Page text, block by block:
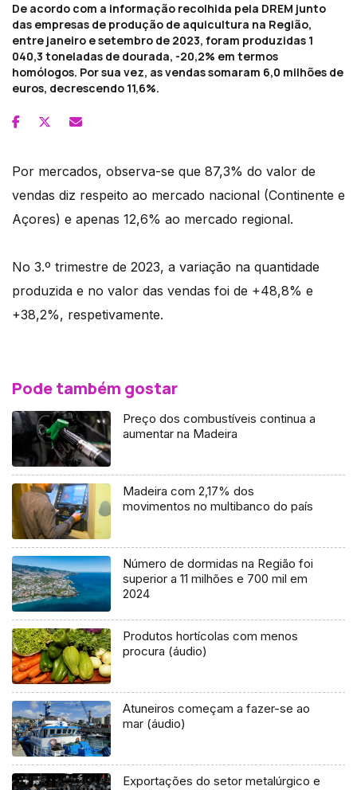
De acordo com a informação recolhida pela DREM junto
das empresas de produção de aquicultura na Região,
entre janeiro e setembro de 2023, foram produzidas 1
040,3 toneladas de dourada, -20,2% em termos
homólogos. Por sua vez, as vendas somaram 6,0 milhões de
euros, decrescendo 11,6%.
Por mercados, observa-se que 87,3% do valor de
vendas diz respeito ao mercado nacional (Continente e
Açores) e apenas 12,6% ao mercado regional.
No 3.º trimestre de 2023, a variação na quantidade
produzida e no valor das vendas foi de +48,8% e
+38,2%, respetivamente.
Pode também gostar
Preço dos combustíveis continua a
aumentar na Madeira
Madeira com 2,17% dos
movimentos no multibanco do país
Número de dormidas na Região foi
superior a 11 milhões e 700 mil em
2024
Produtos hortícolas com menos
procura (áudio)
Atuneiros começam a fazer-se ao
mar (áudio)
Exportações do setor metalúrgico e